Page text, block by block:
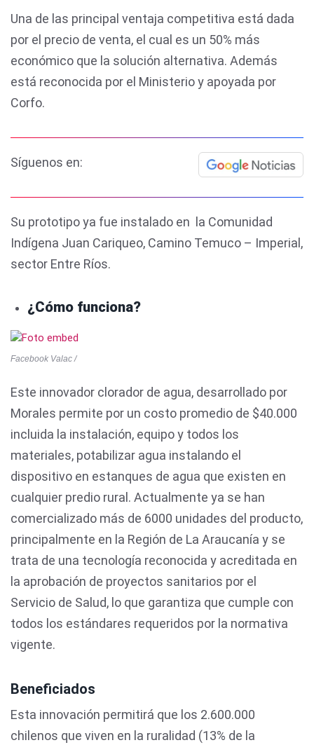
Una de las principal ventaja competitiva está dada
por el precio de venta, el cual es un 50% más
económico que la solución alternativa. Además
está reconocida por el Ministerio y apoyada por
Corfo.
Síguenos en:
Su prototipo ya fue instalado en la Comunidad
Indígena Juan Cariqueo, Camino Temuco – Imperial,
sector Entre Ríos.
¿Cómo funciona?
Facebook Valac /
Este innovador clorador de agua, desarrollado por
Morales permite por un costo promedio de $40.000
incluida la instalación, equipo y todos los
materiales, potabilizar agua instalando el
dispositivo en estanques de agua que existen en
cualquier predio rural. Actualmente ya se han
comercializado más de 6000 unidades del producto,
principalmente en la Región de La Araucanía y se
trata de una tecnología reconocida y acreditada en
la aprobación de proyectos sanitarios por el
Servicio de Salud, lo que garantiza que cumple con
todos los estándares requeridos por la normativa
vigente.
Beneficiados
Esta innovación permitirá que los 2.600.000
chilenos que viven en la ruralidad (13% de la